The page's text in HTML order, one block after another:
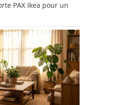
PAX Ikea pour un